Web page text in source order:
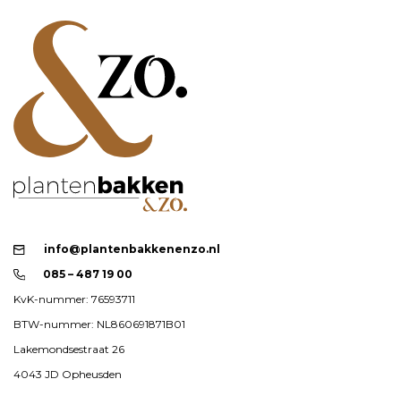
info@plantenbakkenenzo.nl
085 – 487 19 00
KvK-nummer: 76593711
BTW-nummer: NL860691871B01
Lakemondsestraat 26
4043 JD Opheusden